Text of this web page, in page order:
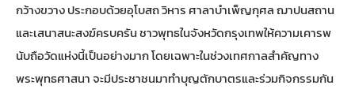
กว้างขวาง ประกอบด้วยอุโบสถ วิหาร ศาลาบำเพ็ญกุศล ฌาปนสถาน
และเสนาสนะสงฆ์ครบครัน ชาวพุทธในจังหวัดกรุงเทพให้ความเคารพ
นับถือวัดแห่งนี้เป็นอย่างมาก โดยเฉพาะในช่วงเทศกาลสำคัญทาง
พระพุทธศาสนา จะมีประชาชนมาทำบุญตักบาตรและร่วมกิจกรรมกัน